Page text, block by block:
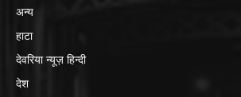
अन्य
हाटा
देवरिया न्यूज़ हिन्दी
देश